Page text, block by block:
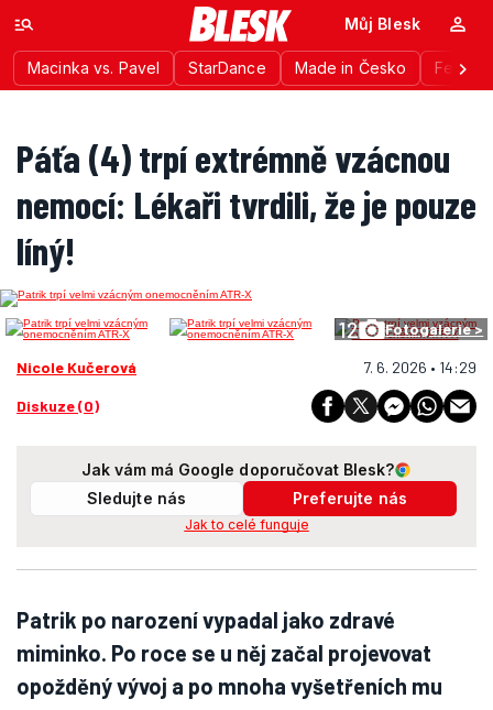
Macinka vs. Pavel StarDance Made in Česko
Můj Blesk
Páťa (4) trpí extrémně vzácnou
nemocí: Lékaři tvrdili, že je pouze
líný!
12 Fotogalerie >
Nicole Kučerová 7. 6. 2026 • 14:29
Diskuze (0)
Jak vám má Google doporučovat Blesk?
Sledujte nás
Preferujte nás
Jak to celé funguje
Patrik po narození vypadal jako zdravé
miminko. Po roce se u něj začal projevovat
opožděný vývoj a po mnoha vyšetřeních mu